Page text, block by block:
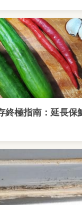
終極指南：延長保